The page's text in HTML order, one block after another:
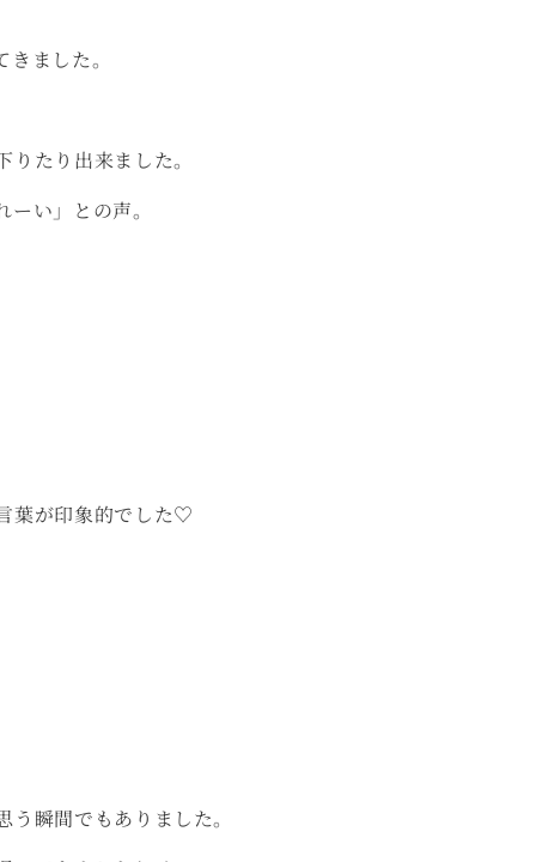
ました。
たり出来ました。
い」との声。
葉が印象的でした♡
瞬間でもありました。